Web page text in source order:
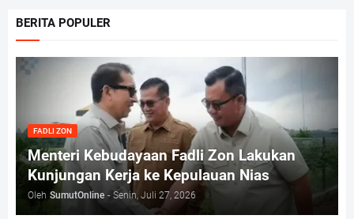
BERITA POPULER
FADLI ZON
Menteri Kebudayaan Fadli Zon Lakukan
Kunjungan Kerja ke Kepulauan Nias
Oleh SumutOnline - Senin, Juli 27, 2026